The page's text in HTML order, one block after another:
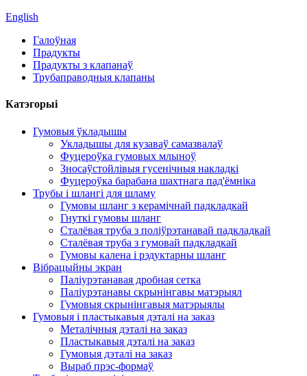
English
Галоўная
Прадукты
Прадукты з клапанаў
Трубаправодныя клапаны
Катэгорыі
Гумовыя ўкладышы
Укладышы для кузаваў самазвалаў
Фуцероўка гумовых млыноў
Зносаўстойлівыя гусенічныя накладкі
Фуцероўка барабана шахтнага пад'ёмніка
Трубы і шлангі для шламу
Гумовы шланг з керамічнай падкладкай
Гнуткі гумовы шланг
Сталёвая труба з поліўрэтанавай падкладкай
Сталёвая труба з гумовай падкладкай
Гумовы калена і рэдуктарны шланг
Вібрацыйны экран
Паліурэтанавая дробная сетка
Паліурэтанавы скрынінгавы матэрыял
Гумовыя скрынінгавыя матэрыялы
Гумовыя і пластыкавыя дэталі на заказ
Металічныя дэталі на заказ
Пластыкавыя дэталі на заказ
Гумовыя дэталі на заказ
Выраб прэс-формаў